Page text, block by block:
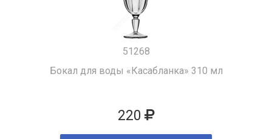
51268
Бокал для воды «Касабланка» 310 мл
220